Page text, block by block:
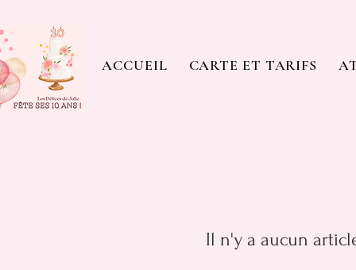
ACCUEIL CARTE ET TARIFS
Il n'y a aucun